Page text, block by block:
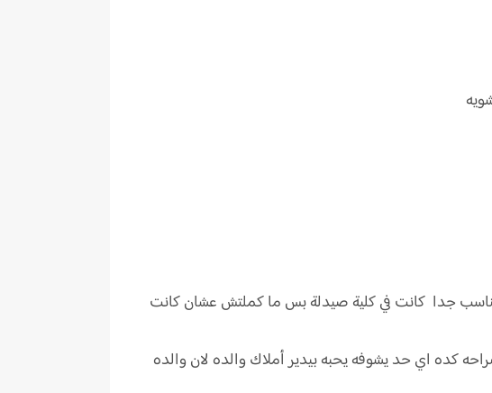
طولها مناسب جدا كانت في كلية صيدلة بس ما كملتش عشان كانت
كده اي حد يشوفه يحبه بيدير أملاك والده لان والده